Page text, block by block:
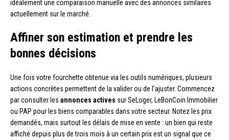
idéalement une comparaison manuelle avec des annonces similaires
actuellement sur le marché.
Affiner son estimation et prendre les
bonnes décisions
Une fois votre fourchette obtenue via les outils numériques, plusieurs
actions concrètes permettent de la valider ou de l’ajuster. Commencez
par consulter les annonces actives sur SeLoger, LeBonCoin Immobilier
ou PAP pour les biens comparables dans votre secteur. Notez les prix
demandés, mais surtout les délais de mise en vente : un bien qui reste
affiché depuis plus de trois mois à un certain prix est un signal que ce